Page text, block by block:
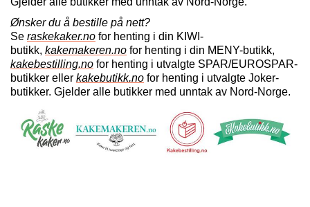
Ønsker du å bestille på nett?
Se raskekaker.no for henting i din KIWI-
butikk, kakemakeren.no for henting i din MENY-butikk,
kakebestilling.no for henting i utvalgte SPAR/EUROSPAR-
butikker eller kakebutikk.no for henting i utvalgte Joker-
butikker. Gjelder alle butikker med unntak av Nord-Norge.